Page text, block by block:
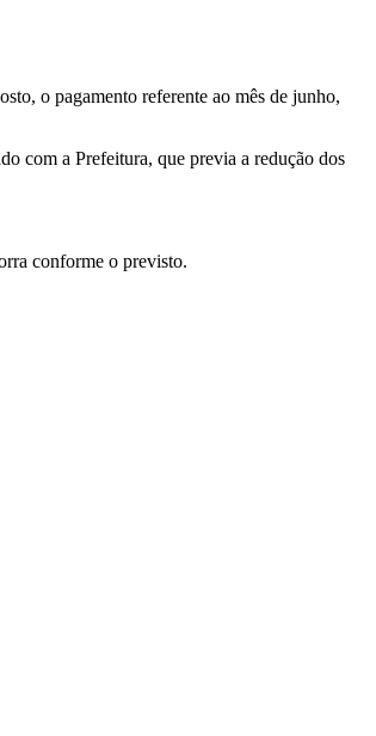
o pagamento referente ao mês de junho,
com a Prefeitura, que previa a redução dos
conforme o previsto.